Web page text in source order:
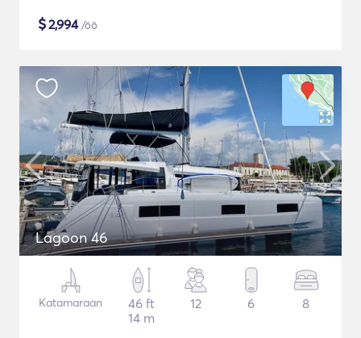
$2,994/öö
Lagoon 46
Katamaraan
46 ft
14 m
12 6 8